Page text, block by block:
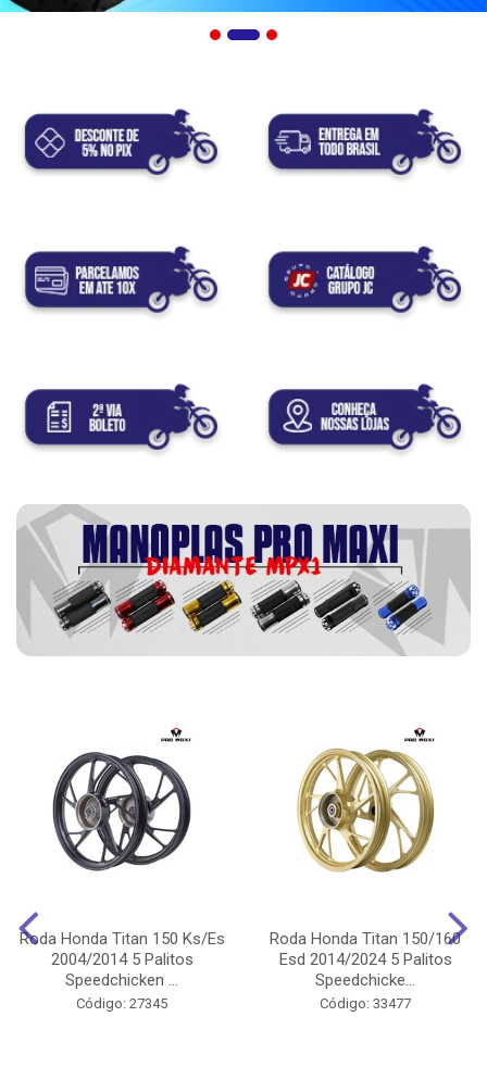
Roda Honda Titan 150 Ks/Es
2004/2014 5 Palitos
Speedchicken ...
Código: 27345
Roda Honda Titan 150/160
Esd 2014/2024 5 Palitos
Speedchicke...
Código: 33477